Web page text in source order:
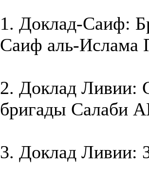
1. Доклад-Саиф:
Саиф аль-Ислама
2. Доклад Ливии:
бригады Салаби
3. Доклад Ливии: